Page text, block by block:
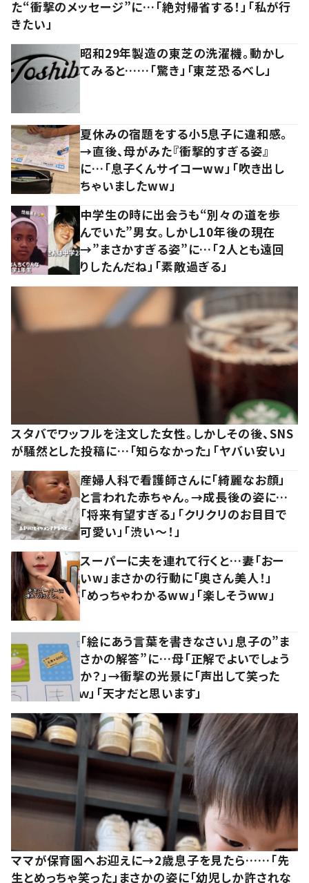
た“衝撃のメッセージ”に…「絶対帰省する！」「私が行
きたい」
昭和29年製造の東芝の洗濯機。動かし
てみると……「驚き」「東芝恐るべし」
夏休みの宿題をする小5息子に違和感。
→直後、母がみた『衝撃的すぎる姿』
に…「息子くんサイコーww」「吹き出し
ちゃいましたww」
中学生の時に出会うも“別々の道を歩
んでいた”男女。しかし10年後の現在
→”まさかすぎる姿”に…「2人とも遠回
りしたんだね」「素敵過ぎる」
スタバでワッフルを注文した女性。しかしその後、SNS
が騒然とした投稿に…「知らなかった」「ヤバい安い」
産婦人科で看護師さんに「綺麗なお顔」
と言われた赤ちゃん。→成長後の姿に…
「将来有望すぎる」「クリクリのお目目で
可愛い」「渋い～！」
スーパーに夫を連れて行くと…妻「おー
いw」まさかの行動に「奥さん美人！」
「めっちゃわかるww」「楽しそうww」
「絵にあう言葉を書きなさい」息子の”ま
さかの解答”に…母「正解でよいでしょう
か？」→衝撃の光景に「声出して笑った
ｗ」「天才だと思います」
ママが保育園へお迎えに→2歳息子を見たら……「先
生とめっちゃ笑った」まさかの姿に「幼児しか許されな